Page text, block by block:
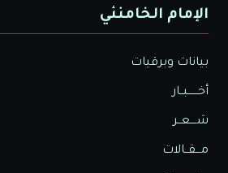
الإمام الخامنئي
بيانات وبرقيات
أخــــــبــار
شــــعــر
مـــقــالات